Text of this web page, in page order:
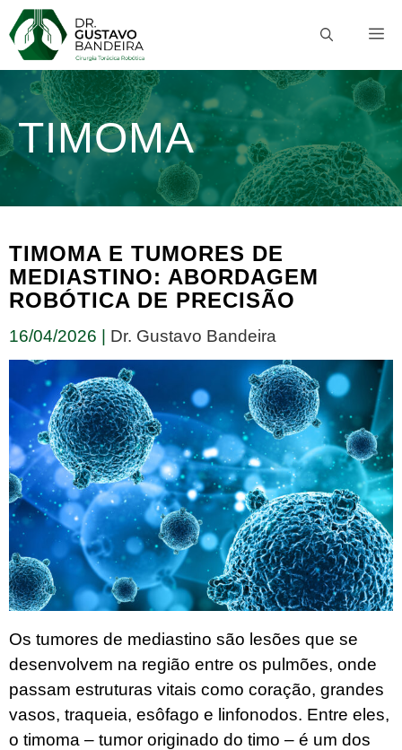
Pular
para
conteúdo
TIMOMA
TIMOMA E TUMORES DE
MEDIASTINO: ABORDAGEM
ROBÓTICA DE PRECISÃO
16/04/2026 | Dr. Gustavo Bandeira
Os tumores de mediastino são lesões que se
desenvolvem na região entre os pulmões, onde
passam estruturas vitais como coração, grandes
vasos, traqueia, esôfago e linfonodos. Entre eles,
o timoma – tumor originado do timo – é um dos